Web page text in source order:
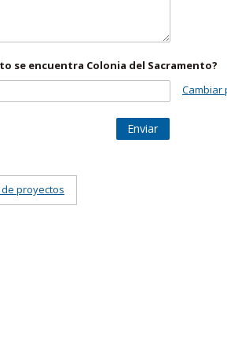
se encuentra Colonia del Sacramento?
Cambiar
Enviar
proyectos